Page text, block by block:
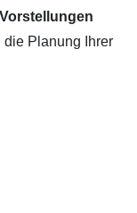
die Planung Ihrer